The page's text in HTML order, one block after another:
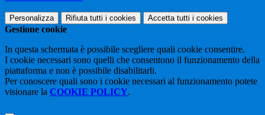
Personalizza Rifiuta tutti i cookies Accetta tutti i cookies
Gestione cookie
In questa schermata è possibile scegliere quali cookie consentire.
I cookie necessari sono quelli che consentono il funzionamento della
piattaforma e non è possibile disabilitarli.
Per conoscere quali sono i cookie necessari al funzionamento potete
visionare la COOKIE POLICY.